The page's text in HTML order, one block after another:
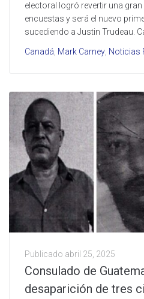
electoral logró revertir una
encuestas y será el nuevo
sucediendo a Justin Trudeau.
Canadá, Mark Carney, Noticias
Publicado abril 25, 2025
Consulado de
desaparición de tres